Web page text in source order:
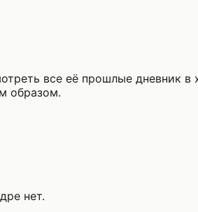
все её прошлые дневник в
образом.
нет.